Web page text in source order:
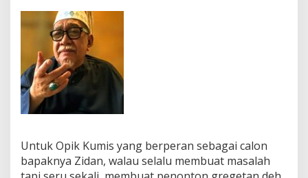
Untuk Opik Kumis yang berperan sebagai calon
bapaknya Zidan, walau selalu membuat masalah